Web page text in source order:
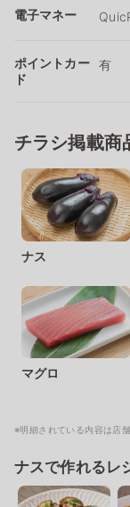
電子マネー
ポイントカー
ド
有
チラシ掲載商
ナス
マグロ
※明細されている内容は店
ナスで作れるレ